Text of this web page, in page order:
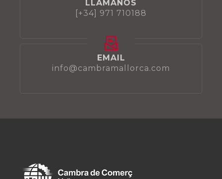
LLÁMANOS
[+34] 971 710188
EMAIL
info@cambramallorca.com